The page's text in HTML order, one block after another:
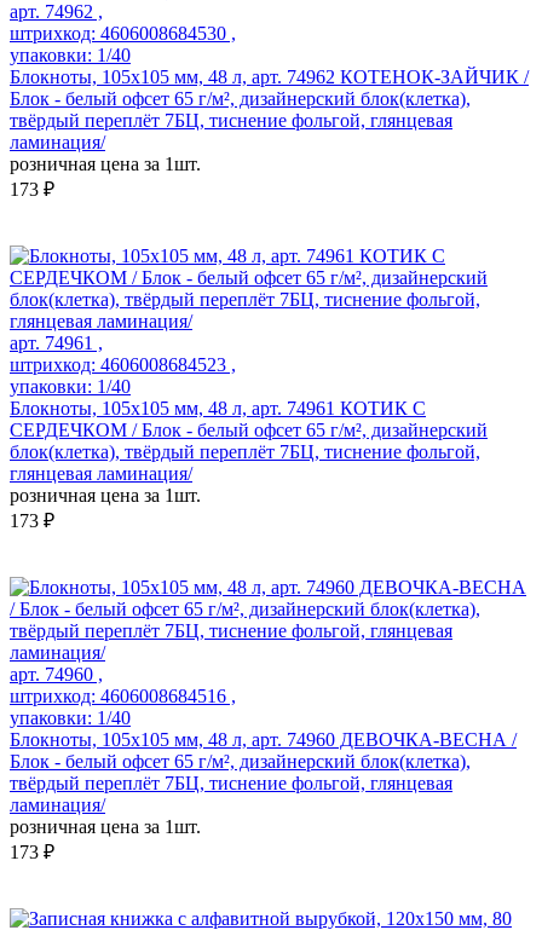
арт. 74962 ,
штрихкод: 4606008684530 ,
упаковки: 1/40
Блокноты, 105х105 мм, 48 л, арт. 74962 КОТЕНОК-ЗАЙЧИК /
Блок - белый офсет 65 г/м², дизайнерский блок(клетка),
твёрдый переплёт 7БЦ, тиснение фольгой, глянцевая
ламинация/
розничная цена за 1шт.
173 ₽
арт. 74961 ,
штрихкод: 4606008684523 ,
упаковки: 1/40
Блокноты, 105х105 мм, 48 л, арт. 74961 КОТИК С
СЕРДЕЧКОМ / Блок - белый офсет 65 г/м², дизайнерский
блок(клетка), твёрдый переплёт 7БЦ, тиснение фольгой,
глянцевая ламинация/
розничная цена за 1шт.
173 ₽
арт. 74960 ,
штрихкод: 4606008684516 ,
упаковки: 1/40
Блокноты, 105х105 мм, 48 л, арт. 74960 ДЕВОЧКА-ВЕСНА /
Блок - белый офсет 65 г/м², дизайнерский блок(клетка),
твёрдый переплёт 7БЦ, тиснение фольгой, глянцевая
ламинация/
розничная цена за 1шт.
173 ₽